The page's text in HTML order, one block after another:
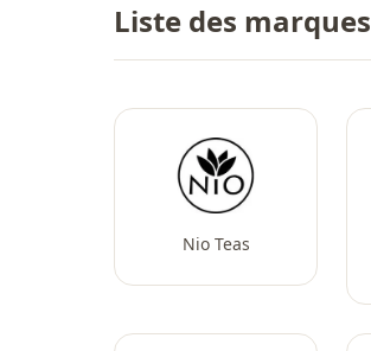
Liste des marques
Nio Teas